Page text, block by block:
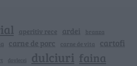
aperitiv rece ardei branza
carne de porc carne de vita cartofi
dovlecei dulciuri faina